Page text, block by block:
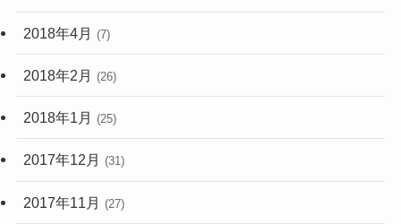
2018年4月 (7)
2018年2月 (26)
2018年1月 (25)
2017年12月 (31)
2017年11月 (27)